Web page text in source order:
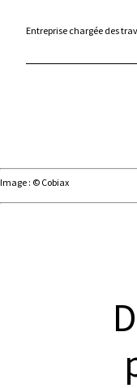
Entreprise chargée des
Image : © Cobiax